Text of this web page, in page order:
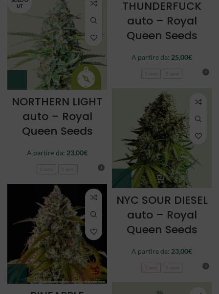
THUNDERFUCK
auto – Royal
Queen Seeds
A partire da: 25,00€
UT
NORTHERN LIGHT
auto – Royal
Queen Seeds
A partire da: 23,00€
NYC SOUR DIESEL
auto – Royal
Queen Seeds
A partire da: 23,00€
3 semi